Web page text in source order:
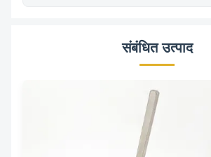
संबंधित उत्पाद